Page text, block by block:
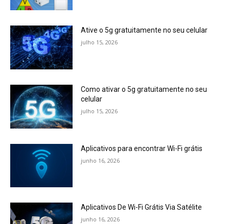
Ative o 5g gratuitamente no seu celular
julho 15, 2026
Como ativar o 5g gratuitamente no seu
celular
julho 15, 2026
Aplicativos para encontrar Wi-Fi grátis
junho 16, 2026
Aplicativos De Wi-Fi Grátis Via Satélite
junho 16, 2026